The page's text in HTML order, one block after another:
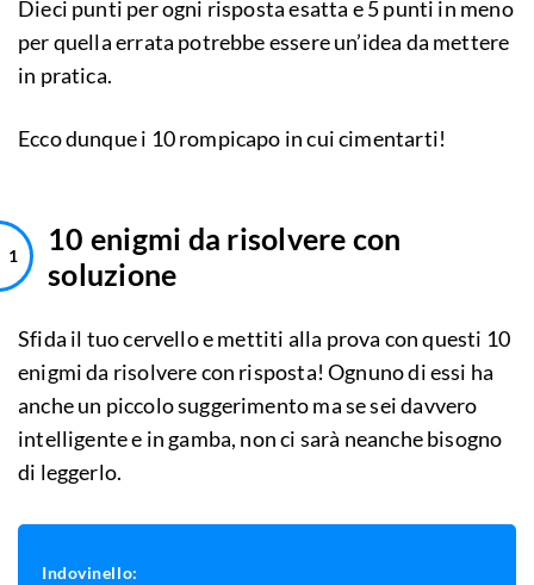
Dieci punti per ogni risposta esatta e 5 punti in meno
per quella errata potrebbe essere un’idea da mettere
in pratica.
Ecco dunque i 10 rompicapo in cui cimentarti!
10 enigmi da risolvere con
soluzione
Sfida il tuo cervello e mettiti alla prova con questi 10
enigmi da risolvere con risposta! Ognuno di essi ha
anche un piccolo suggerimento ma se sei davvero
intelligente e in gamba, non ci sarà neanche bisogno
di leggerlo.
Indovinello: